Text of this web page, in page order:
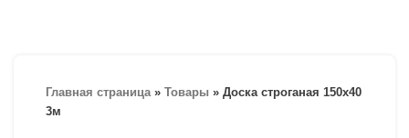
Главная страница» Товары » Доска строганая 150х40
3м